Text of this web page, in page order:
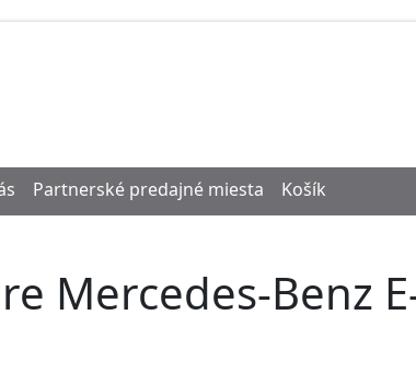
Partnerské predajné miesta Košík
Mercedes-Benz